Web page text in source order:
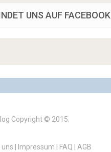
UNS AUF FACEBOOK
Copyright © 2015.
uns Impressum FAQ AGB